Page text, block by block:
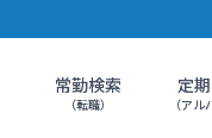
民間医局常勤検索
（転職）
定
（アル